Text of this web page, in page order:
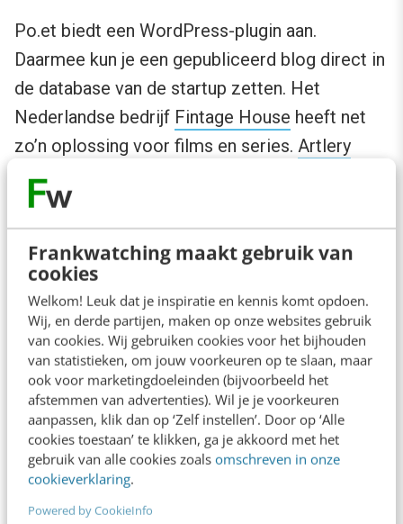
Frankwatching maakt gebruik van
cookies
Welkom! Leuk dat je inspiratie en kennis komt opdoen.
Wij, en derde partijen, maken op onze websites gebruik
van cookies. Wij gebruiken cookies voor het bijhouden
van statistieken, om jouw voorkeuren op te slaan, maar
ook voor marketingdoeleinden (bijvoorbeeld het
afstemmen van advertenties). Wil je je voorkeuren
aanpassen, klik dan op ‘Zelf instellen’. Door op ‘Alle
cookies toestaan’ te klikken, ga je akkoord met het
gebruik van alle cookies zoals omschreven in onze
cookieverklaring.
Powered by CookieInfo
Po.et biedt een WordPress-plugin aan.
Daarmee kun je een gepubliceerd blog direct in
de database van de startup zetten. Het
Nederlandse bedrijf Fintage House heeft net
zo’n oplossing voor films en series. Artlery
doet dit voor kunstwerken.
Het einde vanfake news?
Dagelijks komt het voorbij: fake news. Op alle
mogelijke kanalen en in de meest ingenieuze
vormen die het heel echt doen lijken. MIT
kwam inonderzoektot de ontdekking dat we
fake news 70% sneller op Twitter delen dan
echte artikelen.
Een groeiend probleem